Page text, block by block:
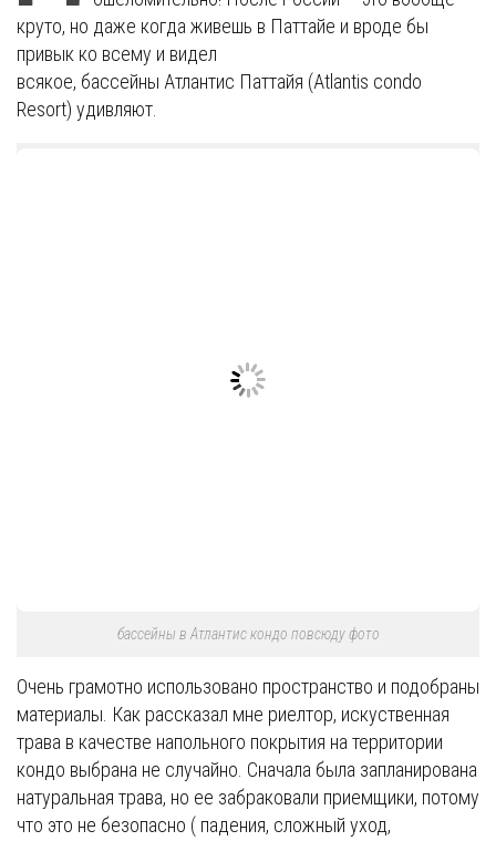
круто, но даже когда живешь в Паттайе и вроде бы
привык ко всему и видел
всякое, бассейны Атлантис Паттайя (Atlantis condo
Resort) удивляют.
бассейны в Атлантис кондо повсюду фото
Очень грамотно использовано пространство и подобраны
материалы. Как рассказал мне риелтор, искуственная
трава в качестве напольного покрытия на территории
кондо выбрана не случайно. Сначала была запланирована
натуральная трава, но ее забраковали приемщики, потому
что это не безопасно ( падения, сложный уход,